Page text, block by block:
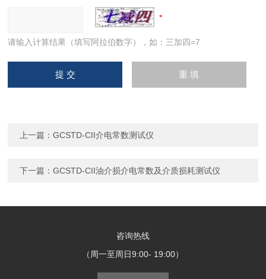
请输入计算结果（填写阿拉伯数字），如：三加四=7
上一篇：GCSTD-CII介电常数测试仪
下一篇：GCSTD-CII油介损介电常数及介质损耗测试仪
咨询热线
（周一至周日9:00- 19:00）